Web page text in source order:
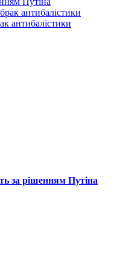
антибалістики
за рішенням Путіна